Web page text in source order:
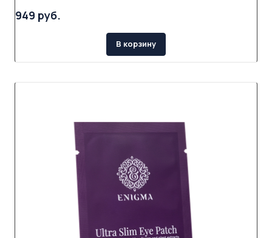
949 руб.
В корзину